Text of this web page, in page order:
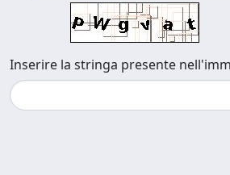
Inserire la stringa presente